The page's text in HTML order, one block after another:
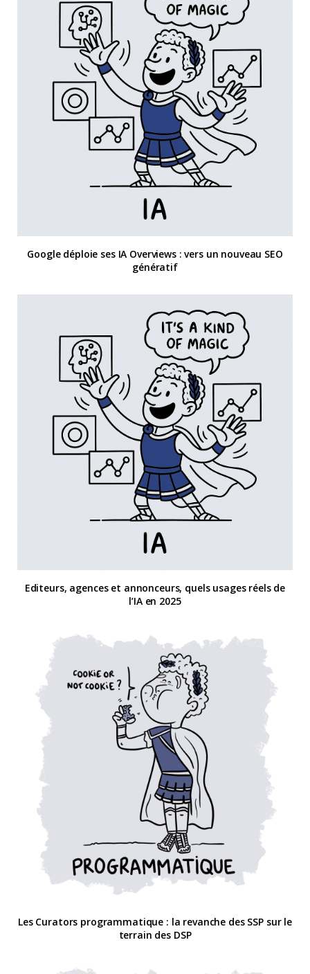
Google déploie ses IA Overviews : vers un nouveau SEO
génératif
Editeurs, agences et annonceurs, quels usages réels de
l’IA en 2025
Les Curators programmatique : la revanche des SSP sur le
terrain des DSP